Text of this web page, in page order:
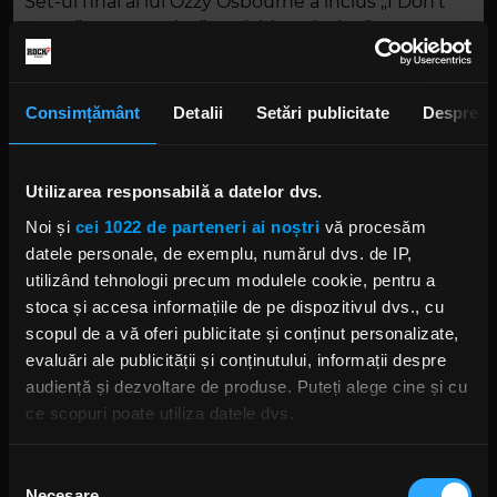
Consimțământ Detalii Setări publicitate Despre
Utilizarea responsabilă a datelor dvs.
Noi și cei 1022 de parteneri ai noștri vă procesăm
datele personale, de exemplu, numărul dvs. de IP,
utilizând tehnologii precum modulele cookie, pentru a
stoca și accesa informațiile de pe dispozitivul dvs., cu
scopul de a vă oferi publicitate și conținut personalizate,
evaluări ale publicității și conținutului, informații despre
audiență și dezvoltare de produse. Puteți alege cine și cu
ce scopuri poate utiliza datele dvs.
I’m Coming Home” și „Crazy Train”.
După moartea lui Ozzy, fanii s-au mobilizat pentru
a-i aduce un omagiu în orașul său natal,
Birmingham. Dan Hudson, co-gazda podcastului
Gay And A Nongay
Internațional Birmingham să fie redenumit în